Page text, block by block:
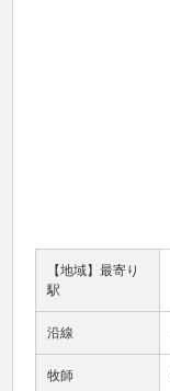
【地域】最寄り
駅
沿線
牧師